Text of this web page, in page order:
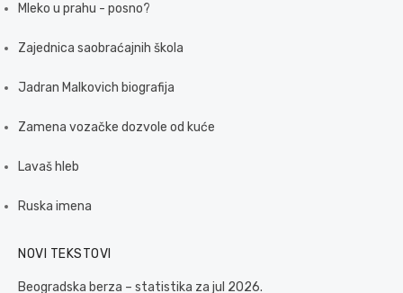
Mleko u prahu - posno?
Zajednica saobraćajnih škola
Jadran Malkovich biografija
Zamena vozačke dozvole od kuće
Lavaš hleb
Ruska imena
NOVI TEKSTOVI
Beogradska berza – statistika za jul 2026.